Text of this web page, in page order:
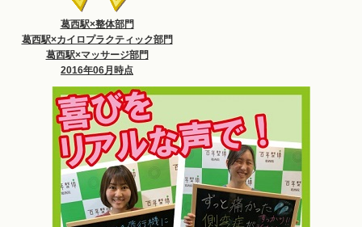
葛西駅×整体部門
葛西駅×カイロプラクティック部門
葛西駅×マッサージ部門
2016年06月時点